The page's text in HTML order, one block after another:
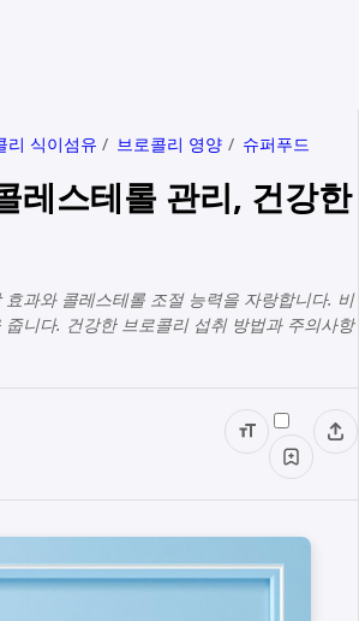
리 식이섬유 브로콜리 영양 슈퍼푸드
레스테롤 관리, 건강한
효과와 콜레스테롤 조절 능력을 자랑합니다. 비
니다. 건강한 브로콜리 섭취 방법과 주의사항